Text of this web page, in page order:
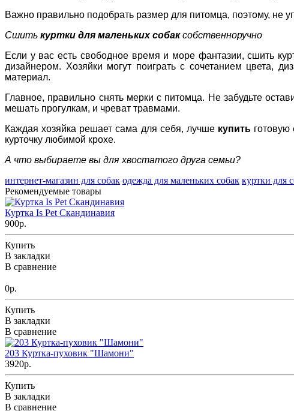
Важно правильно подобрать размер для питомца, поэтому, не
Сшить куртки для маленьких собаксобственноручно
Если у вас есть свободное время и море фантазии, сшить
дизайнером. Хозяйки могут поиграть с сочетанием цвета,
материал.
Главное, правильно снять мерки с питомца. Не забудьте
мешать прогулкам, и чреват травмами.
Каждая хозяйка решает сама для себя, лучше купитьготовую
курточку любимой крохе.
А что выбираете вы для хвостатого друга семьи?
интернет-магазин для собак одежда для маленьких собак куртки для
Рекомендуемые товары
Куртка Is Pet Скандинавия
900р.
Купить
В закладки
В сравнение
0р.
Купить
В закладки
В сравнение
203 Куртка-пуховик "Шамони"
3920р.
Купить
В закладки
В сравнение